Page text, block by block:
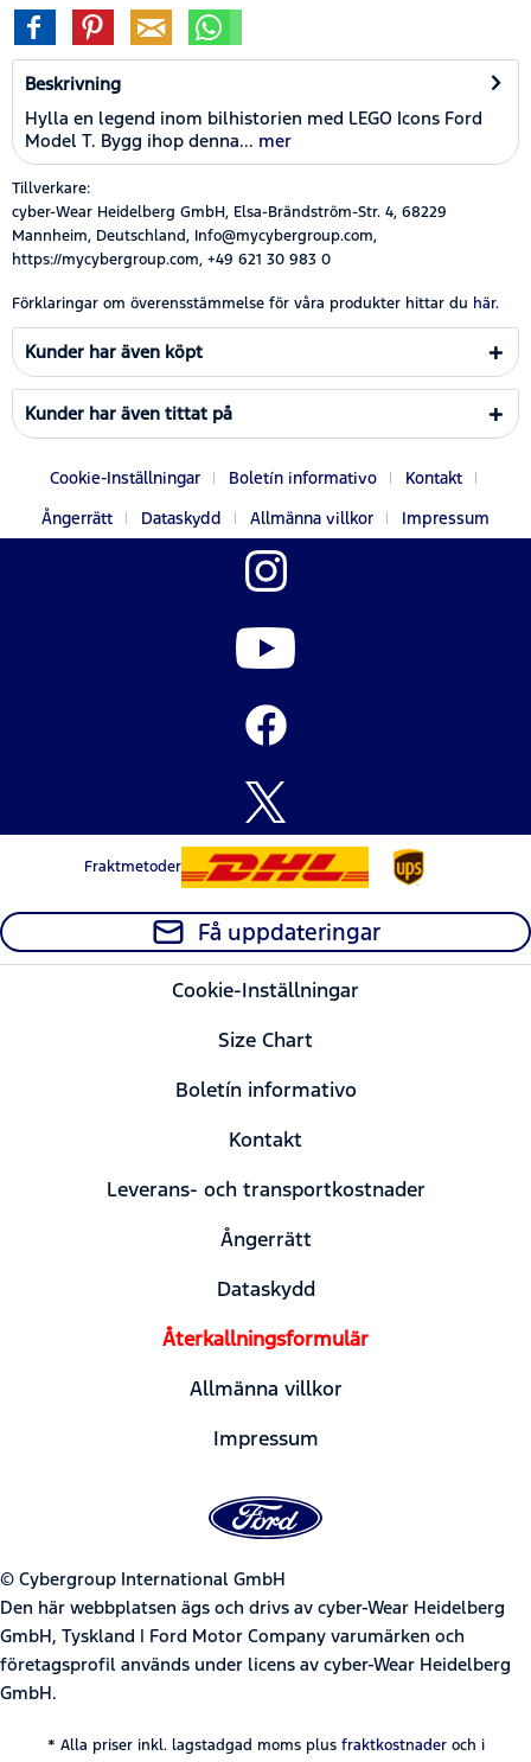
Beskrivning
Hylla en legend inom bilhistorien med LEGO Icons Ford
Model T. Bygg ihop denna... mer
Tillverkare:
cyber-Wear Heidelberg GmbH, Elsa-Brändström-Str. 4, 68229
Mannheim, Deutschland, Info@mycybergroup.com,
https://mycybergroup.com, +49 621 30 983 0
Förklaringar om överensstämmelse för våra produkter hittar du här.
Kunder har även köpt
Kunder har även tittat på
Cookie-Inställningar Boletín informativo
Kontakt
Ångerrätt
Dataskydd Allmänna villkor Impressum
Fraktmetoder
Få uppdateringar
Cookie-Inställningar
Size Chart
Boletín informativo
Kontakt
Leverans- och transportkostnader
Ångerrätt
Dataskydd
Återkallningsformulär
Allmänna villkor
Impressum
© Cybergroup International GmbH
Den här webbplatsen ägs och drivs av cyber-Wear Heidelberg
GmbH, Tyskland | Ford Motor Company varumärken och
företagsprofil används under licens av cyber-Wear Heidelberg
GmbH.
* Alla priser inkl. lagstadgad moms plus fraktkostnaderoch i